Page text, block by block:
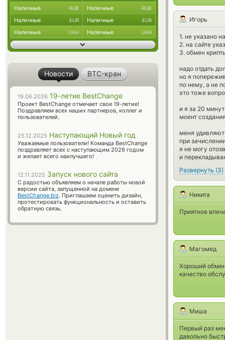
Игорь
1. не указано
2. на сайте
3. обмен
надо отдать
но я
по нему, а не
это тоже
и я за 20
моент
меня
при
я не могу
и
Развернуть (3)
Никита
Приятное
Магомед
Хороший
качество
Миша
Первый раз
давольно
Наличные RUB Наличные RUB
Наличные EUR Наличные EUR
Наличные UAH Наличные UAH
Новости BTC-кран
19.06.2026 19-летие BestChange
Проект BestChange отмечает свое 19-летие!
Поздравляем всех наших партнеров, коллег и
пользователей.
25.12.2025 Наступающий Новый год
Уважаемые пользователи! Команда BestChange
поздравляет всех с наступающим 2026 годом
и желает всего наилучшего!
12.11.2025 Запуск нового сайта
С радостью объявляем о начале работы новой
версии сайта, запущенной на домене
BestChange.biz. Приглашаем оценить дизайн,
протестировать функциональность и оставить
обратную связь.